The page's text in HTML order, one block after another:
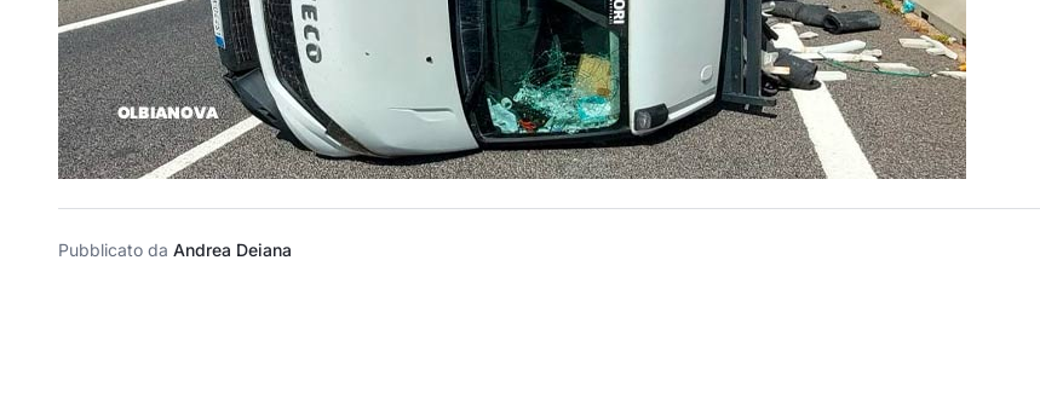
Pubblicato da Andrea Deiana